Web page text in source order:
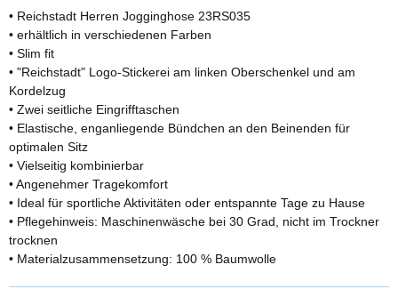
• Reichstadt Herren Jogginghose 23RS035
• erhältlich in verschiedenen Farben
• Slim fit
• "Reichstadt" Logo-Stickerei am linken Oberschenkel und am
Kordelzug
• Zwei seitliche Eingrifftaschen
• Elastische, enganliegende Bündchen an den Beinenden für
optimalen Sitz
• Vielseitig kombinierbar
• Angenehmer Tragekomfort
• Ideal für sportliche Aktivitäten oder entspannte Tage zu Hause
• Pflegehinweis: Maschinenwäsche bei 30 Grad, nicht im Trockner
trocknen
• Materialzusammensetzung: 100 % Baumwolle